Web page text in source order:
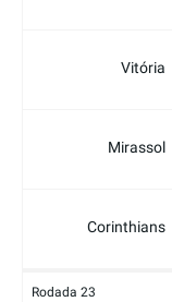
Vitória
Mirassol
Corinthians
Rodada 23